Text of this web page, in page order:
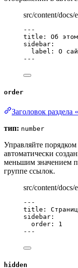
src/content/docs/
---
title : Об
sidebar :
label : О
---
order
Заголовок раздела
тип: number
Управляйте
автоматически
меньшим значением
группе ссылок.
src/content/docs/
---
title :
sidebar :
order : 1
---
hidden